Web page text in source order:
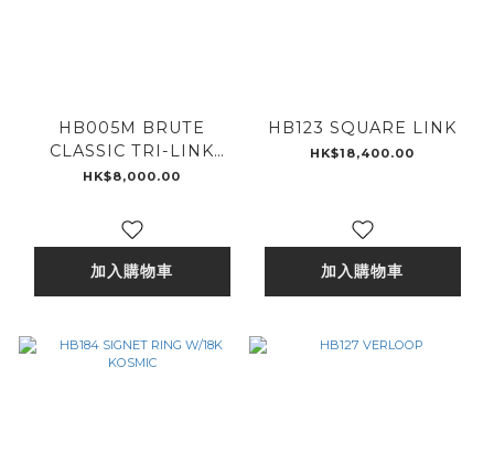
HB005M BRUTE
CLASSIC TRI-LINK
MONOGRAM
HK$8,000.00
加入購物車
HB123 SQUARE LINK
HK$18,400.00
加入購物車